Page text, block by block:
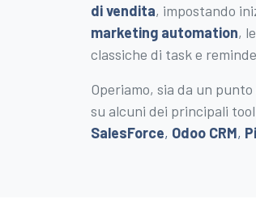
di vendita, impostando
marketing automation,
classiche di task e
Operiamo, sia da un
su alcuni dei principali
SalesForce, Odoo CRM,